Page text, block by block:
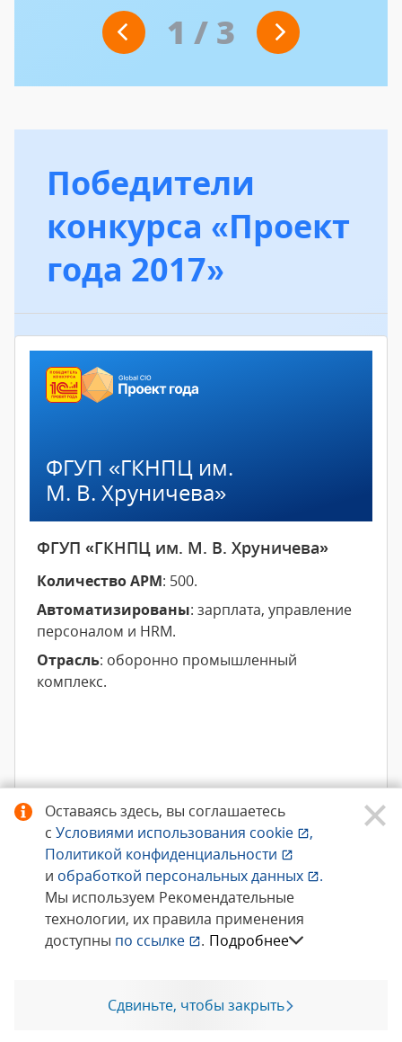
1 / 3
Победители
конкурса «Проект
года 2017»
ФГУП «ГКНПЦ им.
М. В. Хруничева»
ФГУП «ГКНПЦ им. М. В. Хруничева»
Количество АРМ: 500.
Автоматизированы: зарплата, управление
персоналом и HRM.
Отрасль: оборонно промышленный
комплекс.
Подробнее
Оставаясь здесь, вы соглашаетесь
с Условиями использования cookie
,
Политикой конфиденциальности
и обработкой персональных данных
.
Мы используем Рекомендательные
технологии, их правила применения
доступны по ссылке . Подробнее
Сдвиньте, чтобы закрыть
Позвоните мне